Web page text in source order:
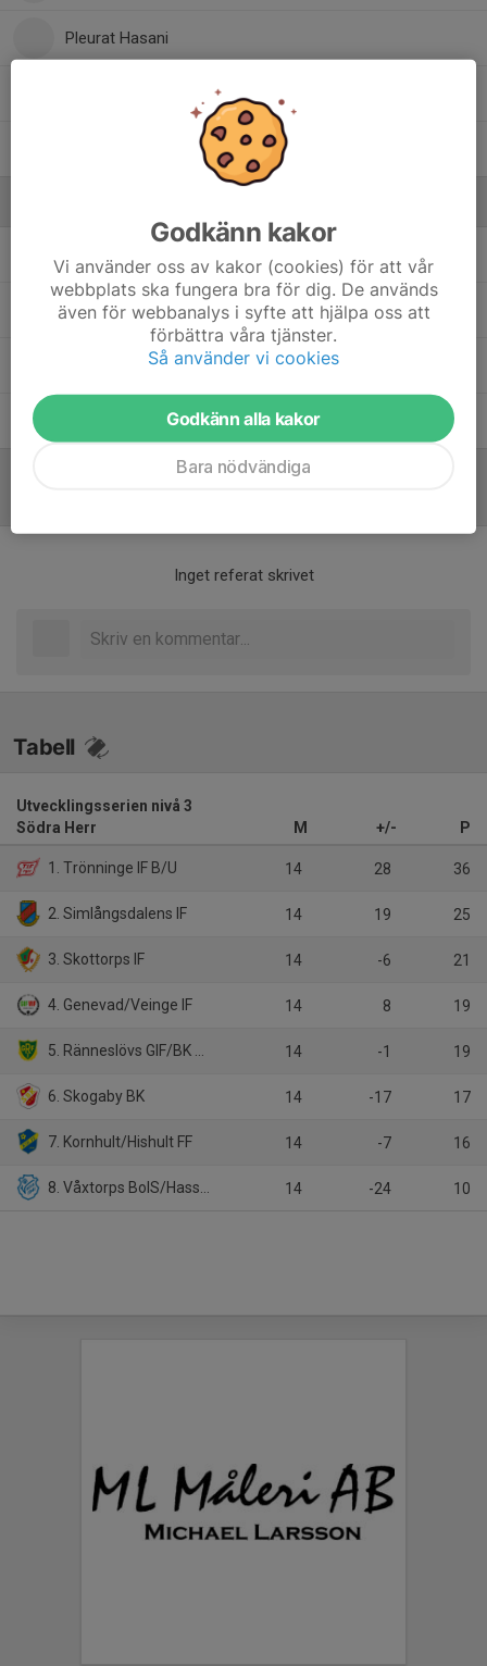
Pleurat Hasani
Tränare
Johan WedinHuvudtränare
Mikael JosefssonTränare
Patrik BirgerssonAss.tränare
Inget referat skrivet
Tabell
Utvecklingsserien nivå 3
Södra Herr
M +/- P
1. Trönninge IF B/U 14 28 36
2. Simlångsdalens IF 14 19 25
3. Skottorps IF 14 -6 21
4. Genevad/Veinge IF 14 8 19
5. Ränneslövs GIF/BK Walldia 14 -1 19
6. Skogaby BK 14 -17 17
7. Kornhult/Hishult FF 14 -7 16
8. Våxtorps BoIS/Hasslövs IS 14 -24 10
Godkänn kakor
Vi använder oss av kakor (cookies) för att vår
webbplats ska fungera bra för dig. De används
även för webbanalys i syfte att hjälpa oss att
förbättra våra tjänster.
Så använder vi cookies
Godkänn alla kakor
Bara nödvändiga